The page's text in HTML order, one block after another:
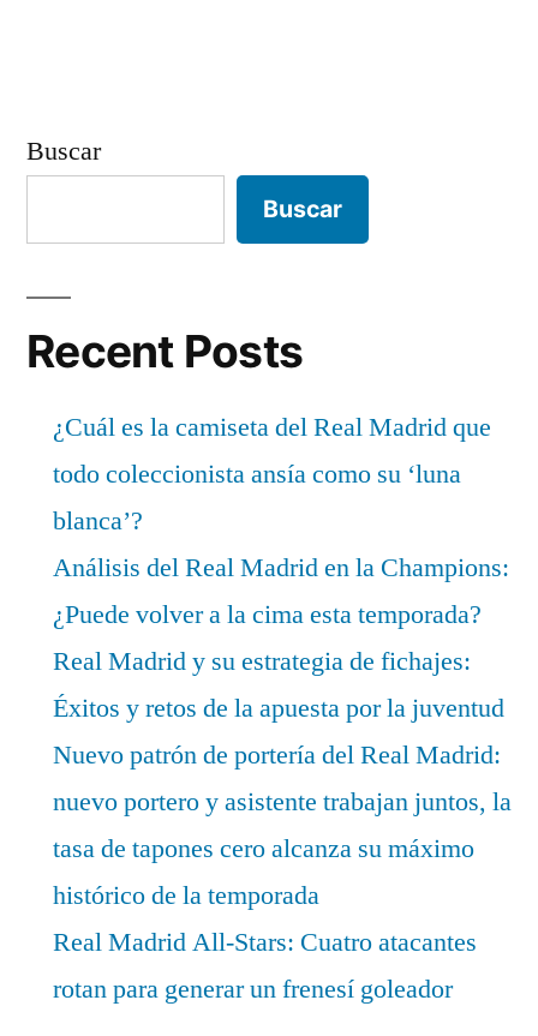
Buscar
Buscar
Recent Posts
¿Cuál es la camiseta del Real Madrid que
todo coleccionista ansía como su ‘luna
blanca’?
Análisis del Real Madrid en la Champions:
¿Puede volver a la cima esta temporada?
Real Madrid y su estrategia de fichajes:
Éxitos y retos de la apuesta por la juventud
Nuevo patrón de portería del Real Madrid:
nuevo portero y asistente trabajan juntos, la
tasa de tapones cero alcanza su máximo
histórico de la temporada
Real Madrid All-Stars: Cuatro atacantes
rotan para generar un frenesí goleador